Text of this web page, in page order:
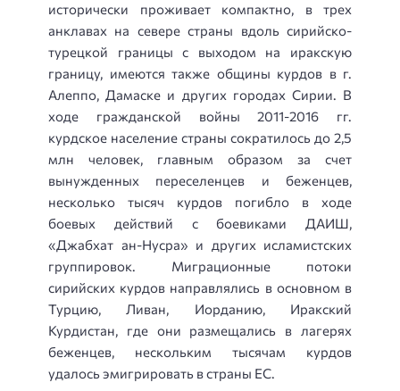
исторически проживает компактно, в трех
анклавах на севере страны вдоль сирийско-
турецкой границы с выходом на иракскую
границу, имеются также общины курдов в г.
Алеппо, Дамаске и других городах Сирии. В
ходе гражданской войны2011-2016 гг.
курдское население страны сократилось до 2,5
млн человек, главным образом за счет
вынужденных переселенцев и беженцев,
несколько тысяч курдов погибло в ходе
боевых действий с боевиками ДАИШ,
«Джабхат ан-Нусра» и других исламистских
группировок. Миграционные потоки
сирийских курдов направлялись в основном в
Турцию, Ливан, Иорданию, Иракский
Курдистан, где они размещались в лагерях
беженцев, нескольким тысячам курдов
удалось эмигрировать в страны ЕС.